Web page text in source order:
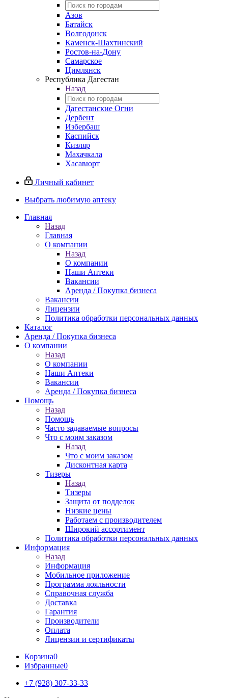
Азов
Батайск
Волгодонск
Каменск-Шахтинский
Ростов-на-Дону
Самарское
Цимлянск
Республика Дагестан
Назад
Дагестанские Огни
Дербент
Избербаш
Каспийск
Кизляр
Махачкала
Хасавюрт
Личный кабинет
Выбрать любимую аптеку
Главная
Назад
Главная
О компании
Назад
О компании
Наши Аптеки
Вакансии
Аренда / Покупка бизнеса
Вакансии
Лицензии
Политика обработки персональных данных
Каталог
Аренда / Покупка бизнеса
О компании
Назад
О компании
Наши Аптеки
Вакансии
Аренда / Покупка бизнеса
Помощь
Назад
Помощь
Часто задаваемые вопросы
Что с моим заказом
Назад
Что с моим заказом
Дисконтная карта
Тизеры
Назад
Тизеры
Защита от подделок
Низкие цены
Работаем с производителем
Широкий ассортимент
Политика обработки персональных данных
Информация
Назад
Информация
Мобильное приложение
Программа лояльности
Справочная служба
Доставка
Гарантия
Производители
Оплата
Лицензии и сертификаты
Корзина0
Избранные0
+7 (928) 307-33-33